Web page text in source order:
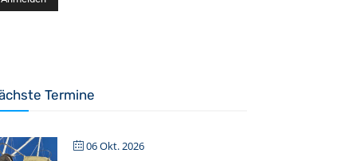
Termine
06 Okt. 2026